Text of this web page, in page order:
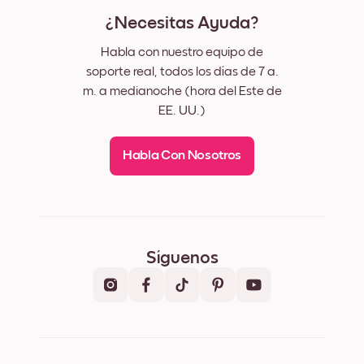
¿Necesitas Ayuda?
Habla con nuestro equipo de
soporte real, todos los días de 7 a.
m. a medianoche (hora del Este de
EE. UU.)
Habla Con Nosotros
Síguenos